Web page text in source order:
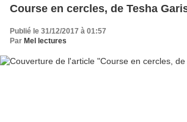
Course en cercles, de Tesha
Publié le 31/12/2017 à 01:57
Par Mel lectures